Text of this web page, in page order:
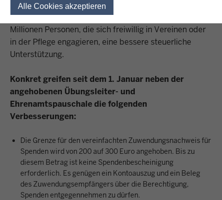
Alle Cookies akzeptieren
Initiative Nordrhein-Westfalens stark gemacht. Allein
in Nordrhein-Westfalen erhalten dadurch rund sechs
Millionen Personen, die sich freiwillig in Vereinen oder
in der Pflege engagieren, eine bessere steuerliche
Unterstützung.
Konkret greifen seit dem 1. Januar neben der
angehobenen Übungsleiter- und
Ehrenamtspauschale die folgenden
Verbesserungen:
Die Grenze für den vereinfachten Zuwendungsnachweis für
Spenden wird von 200 auf 300 Euro angehoben. Bis zu
diesem Betrag ist keine Spendenbescheinigung
erforderlich. Es genügen ein Kontoauszug und ein Beleg
des Zuwendungsempfängers über die Berechtigung,
Spenden entgegennehmen zu dürfen.